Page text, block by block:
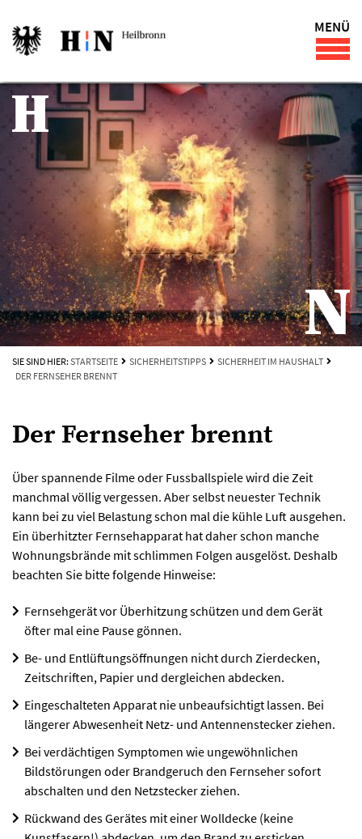
MENÜ
SIE SIND HIER: STARTSEITE SICHERHEITSTIPPS
SICHERHEIT IM HAUSHALT
DER FERNSEHER BRENNT
Der Fernseher brennt
Über spannende Filme oder Fussballspiele wird die Zeit
manchmal völlig vergessen. Aber selbst neuester Technik
kann bei zu viel Belastung schon mal die kühle Luft ausgehen.
Ein überhitzter Fernsehapparat hat daher schon manche
Wohnungsbrände mit schlimmen Folgen ausgelöst. Deshalb
beachten Sie bitte folgende Hinweise:
Fernsehgerät vor Überhitzung schützen und dem Gerät
öfter mal eine Pause gönnen.
Be- und Entlüftungsöffnungen nicht durch Zierdecken,
Zeitschriften, Papier und dergleichen abdecken.
Eingeschalteten Apparat nie unbeaufsichtigt lassen. Bei
längerer Abwesenheit Netz- und Antennenstecker ziehen.
Bei verdächtigen Symptomen wie ungewöhnlichen
Bildstörungen oder Brandgeruch den Fernseher sofort
abschalten und den Netzstecker ziehen.
Rückwand des Gerätes mit einer Wolldecke (keine